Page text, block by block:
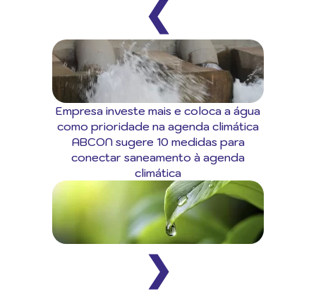
❮
Empresa investe mais e coloca a água
como prioridade na agenda climática
ABCON sugere 10 medidas para
conectar saneamento à agenda
climática
❯